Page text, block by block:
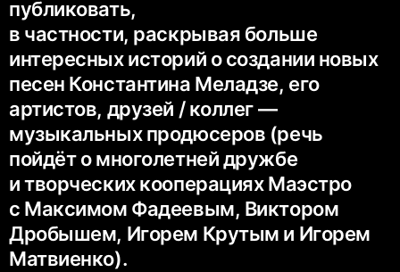
публиковать,
в частности, раскрывая больше
интересных историй о создании новых
песен Константина Меладзе, его
артистов, друзей / коллег —
музыкальных продюсеров (речь
пойдёт о многолетней дружбе
и творческих кооперациях Маэстро
с Максимом Фадеевым, Виктором
Дробышем, Игорем Крутым и Игорем
Матвиенко).